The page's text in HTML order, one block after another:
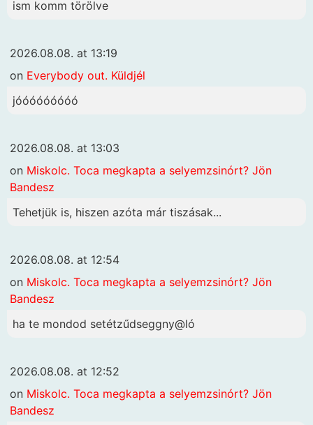
ism komm törölve
2026.08.08. at 13:19
on Everybody out. Küldjél
jóóóóóóóóó
2026.08.08. at 13:03
on Miskolc. Toca megkapta a selyemzsinórt? Jön
Bandesz
Tehetjük is, hiszen azóta már tiszásak...
2026.08.08. at 12:54
on Miskolc. Toca megkapta a selyemzsinórt? Jön
Bandesz
ha te mondod setétzűdseggny@ló
2026.08.08. at 12:52
on Miskolc. Toca megkapta a selyemzsinórt? Jön
Bandesz